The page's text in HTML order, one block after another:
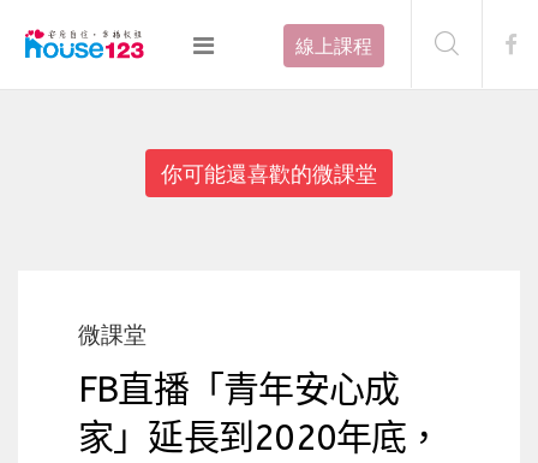
線上課程
你可能還喜歡的微課堂
微課堂
FB直播「青年安心成
家」延長到2020年底，